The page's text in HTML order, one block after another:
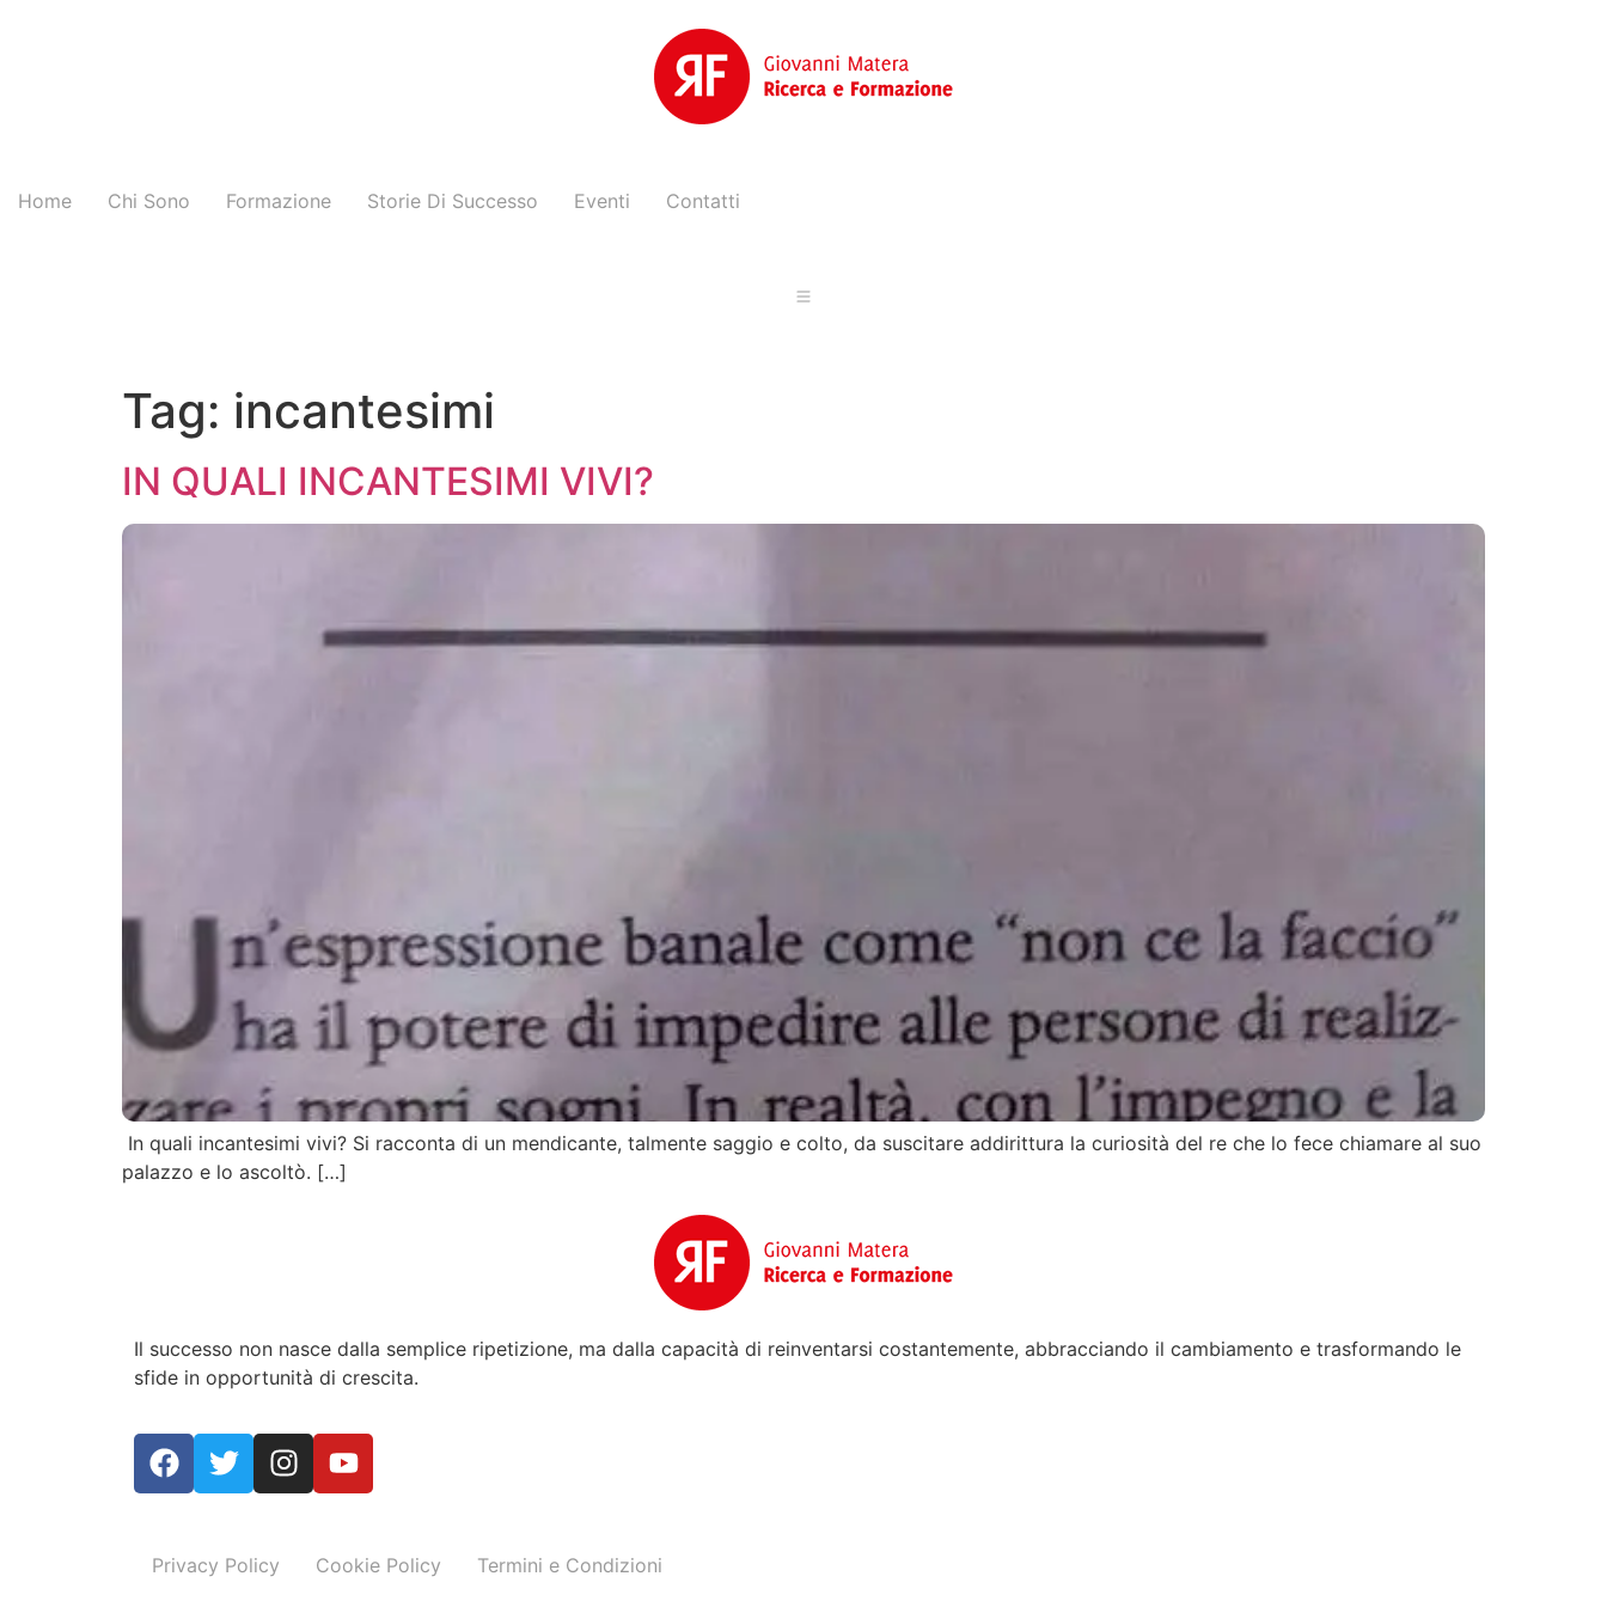
Home Chi Sono Formazione Storie Di Successo Eventi Contatti
Tag: incantesimi
IN QUALI INCANTESIMI VIVI?
In quali incantesimi vivi? Si racconta di un mendicante, talmente saggio e colto, da suscitare addirittura la curiosità del re che lo fece chiamare al suo
palazzo e lo ascoltò. […]
Il successo non nasce dalla semplice ripetizione, ma dalla capacità di reinventarsi costantemente, abbracciando il cambiamento e trasformando le
sfide in opportunità di crescita.
Privacy Policy Cookie Policy Termini e Condizioni